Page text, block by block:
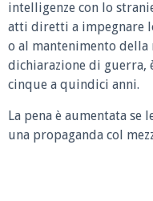
intelligenze con lo
atti diretti a impegnare
o al mantenimento
dichiarazione di guerra,
cinque a quindici anni.
La pena è aumentata se
una propaganda col